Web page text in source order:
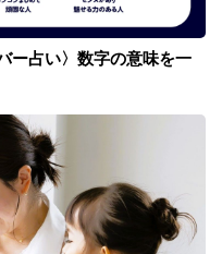
ー占い〉数字の意味を一